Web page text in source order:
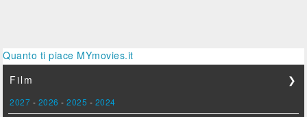
Quanto ti piace MYmovies.it
Film
❯
2027 - 2026 -2025 - 2024